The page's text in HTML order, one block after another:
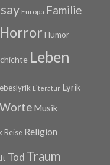
Europa Familie
Horror Humor
Leben
Literatur Lyrik
Musik
Reise Religion
Tod Traum